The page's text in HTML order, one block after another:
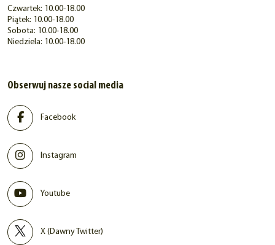
Czwartek: 10.00-18.00
Piątek: 10.00-18.00
Sobota: 10.00-18.00
Niedziela: 10.00-18.00
Obserwuj nasze social media
Facebook
Instagram
Youtube
X (Dawny Twitter)